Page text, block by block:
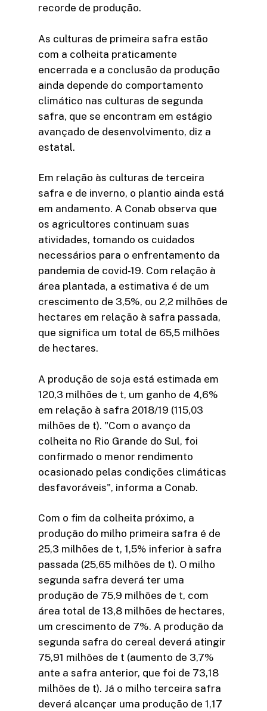
recorde de produção.
As culturas de primeira safra estão
com a colheita praticamente
encerrada e a conclusão da produção
ainda depende do comportamento
climático nas culturas de segunda
safra, que se encontram em estágio
avançado de desenvolvimento, diz a
estatal.
Em relação às culturas de terceira
safra e de inverno, o plantio ainda está
em andamento. A Conab observa que
os agricultores continuam suas
atividades, tomando os cuidados
necessários para o enfrentamento da
pandemia de covid-19. Com relação à
área plantada, a estimativa é de um
crescimento de 3,5%, ou 2,2 milhões de
hectares em relação à safra passada,
que significa um total de 65,5 milhões
de hectares.
A produção de soja está estimada em
120,3 milhões de t, um ganho de 4,6%
em relação à safra 2018/19 (115,03
milhões de t). "Com o avanço da
colheita no Rio Grande do Sul, foi
confirmado o menor rendimento
ocasionado pelas condições climáticas
desfavoráveis", informa a Conab.
Com o fim da colheita próximo, a
produção do milho primeira safra é de
25,3 milhões de t, 1,5% inferior à safra
passada (25,65 milhões de t). O milho
segunda safra deverá ter uma
produção de 75,9 milhões de t, com
área total de 13,8 milhões de hectares,
um crescimento de 7%. A produção da
segunda safra do cereal deverá atingir
75,91 milhões de t (aumento de 3,7%
ante a safra anterior, que foi de 73,18
milhões de t). Já o milho terceira safra
deverá alcançar uma produção de 1,17